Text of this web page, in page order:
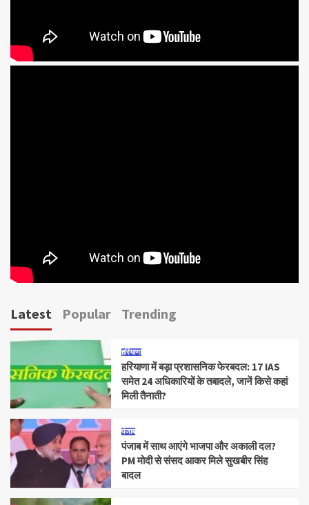
Latest Popular Trending
हरियाणा
हरियाणा में बड़ा प्रशासनिक फेरबदल: 17 IAS
समेत 24 अधिकारियों के तबादले, जानें किसे कहां
मिली तैनाती?
पंजाब
पंजाब में साथ आएंगे भाजपा और अकाली दल?
PM मोदी से संसद आकर मिले सुखबीर सिंह
बादल